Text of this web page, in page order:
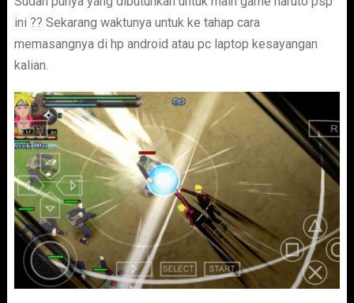
ini ?? Sekarang waktunya untuk ke tahap cara
memasangnya di hp android atau pc laptop kesayangan
kalian.